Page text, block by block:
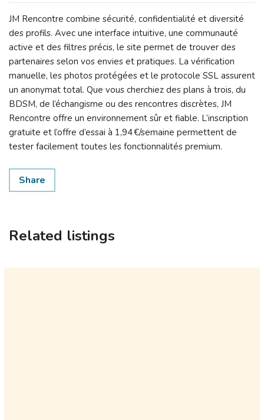
JM Rencontre combine sécurité, confidentialité et diversité
des profils. Avec une interface intuitive, une communauté
active et des filtres précis, le site permet de trouver des
partenaires selon vos envies et pratiques. La vérification
manuelle, les photos protégées et le protocole SSL assurent
un anonymat total. Que vous cherchiez des plans à trois, du
BDSM, de l’échangisme ou des rencontres discrètes, JM
Rencontre offre un environnement sûr et fiable. L’inscription
gratuite et l’offre d’essai à 1,94 €/semaine permettent de
tester facilement toutes les fonctionnalités premium.
Share
Related listings